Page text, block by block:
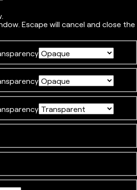
Escape will cancel and close the